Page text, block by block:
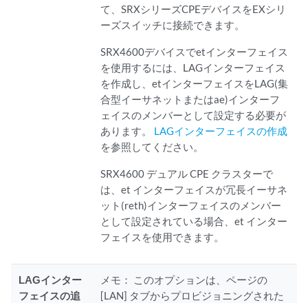
て、SRXシリーズCPEデバイスをEXシリ
ーズスイッチに接続できます。
SRX4600デバイスでetインターフェイス
を使用するには、LAGインターフェイス
を作成し、etインターフェイスをLAG(集
合型イーサネットまたはae)インターフ
ェイスのメンバーとして設定する必要が
あります。 LAGインターフェイスの作成
を参照してください。
SRX4600 デュアル CPE クラスターで
は、et インターフェイスが冗長イーサネ
ット(reth)インターフェイスのメンバー
として設定されている場合、et インター
フェイスを使用できます。
LAGインター
フェイスの追
メモ：
このオプションは、ページの
[LAN] タブからプロビジョニングされた